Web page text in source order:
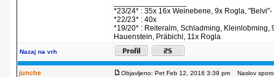
*23/24* : 35x 16x Weinebene, 9x Rogla,
*22/23* : 40x
*19/20* : Reiteralm, Schladming, Kleinlobming,
Hauenstein, Präbichl, 11x Rogla
Nazaj na vrh
junche Objavljeno: Pet Feb 12, 2016 3:39 pm Naslov